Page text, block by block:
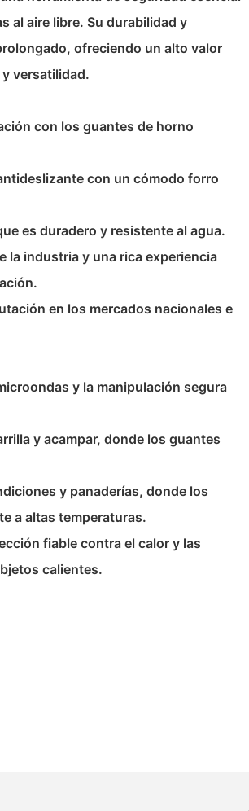
al aire libre. Su durabilidad y
ofreciendo un alto valor
versatilidad.
con los guantes de horno
con un cómodo forro
es duradero y resistente al agua.
la industria y una rica experiencia
en los mercados nacionales e
y la manipulación segura
y acampar, donde los guantes
y panaderías, donde los
a altas temperaturas.
fiable contra el calor y las
calientes.